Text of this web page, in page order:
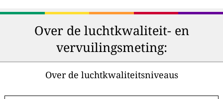
Over de luchtkwaliteit- en
vervuilingsmeting:
Over de luchtkwaliteitsniveaus